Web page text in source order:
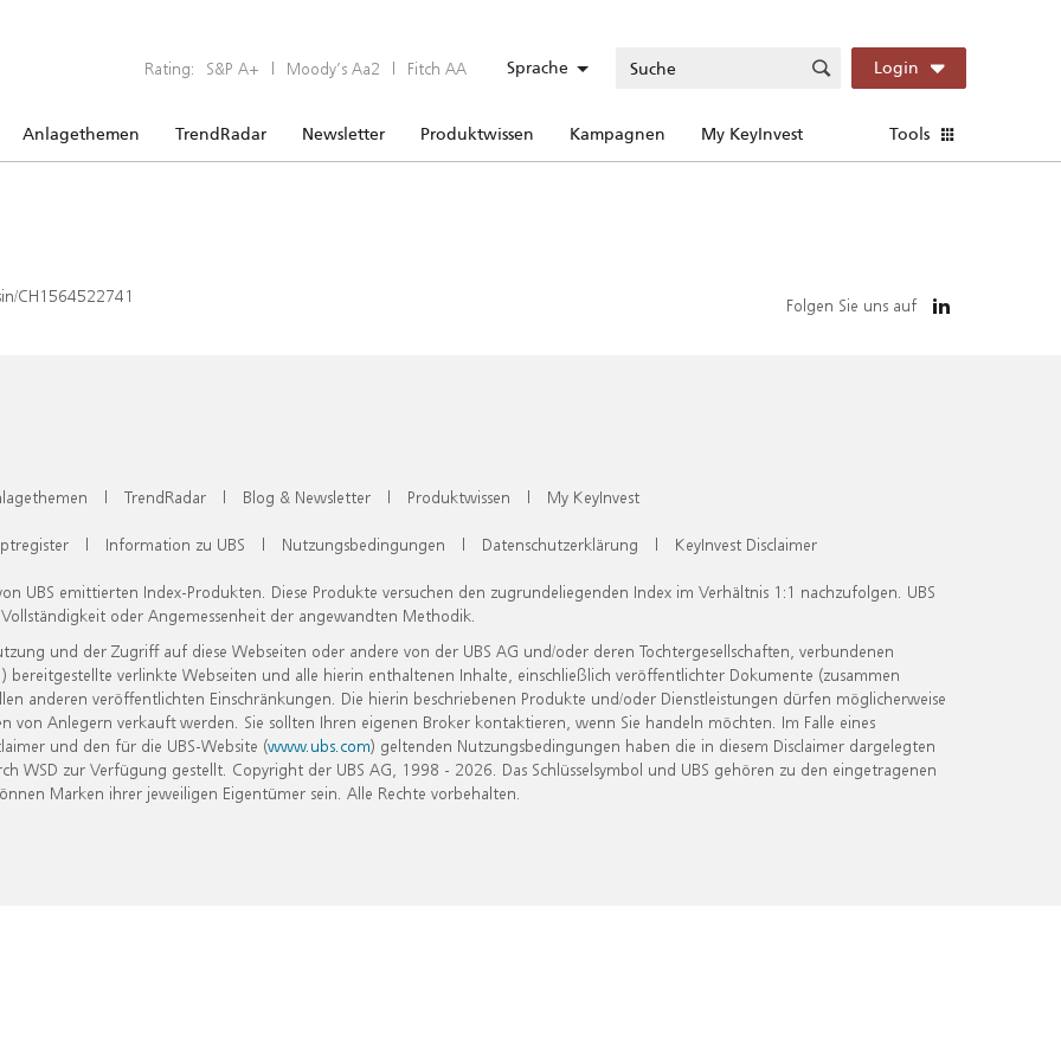
Rating: S&P A+ | Moody’s Aa2 | Fitch AA Sprache Login
Anlagethemen TrendRadar Newsletter Produktwissen Kampagnen My KeyInvest Tools
CH1564522741 Folgen Sie uns auf
| TrendRadar | Blog & Newsletter | Produktwissen | My KeyInvest
| Information zu UBS | Nutzungsbedingungen | Datenschutzerklärung | KeyInvest Disclaimer
UBS emittierten Index-Produkten. Diese Produkte versuchen den zugrundeliegenden Index im Verhältnis 1:1 nachzufolgen. UBS
oder Angemessenheit der angewandten Methodik.
und der Zugriff auf diese Webseiten oder andere von der UBS AG und/oder deren Tochtergesellschaften, verbundenen
verlinkte Webseiten und alle hierin enthaltenen Inhalte, einschließlich veröffentlichter Dokumente (zusammen
anderen veröffentlichten Einschränkungen. Die hierin beschriebenen Produkte und/oder Dienstleistungen dürfen möglicherweise
Anlegern verkauft werden. Sie sollten Ihren eigenen Broker kontaktieren, wenn Sie handeln möchten. Im Falle eines
und den für die UBS-Website (www.ubs.com) geltenden Nutzungsbedingungen haben die in diesem Disclaimer dargelegten
zur Verfügung gestellt. Copyright der UBS AG, 1998 - 2026. Das Schlüsselsymbol und UBS gehören zu den eingetragenen
Marken ihrer jeweiligen Eigentümer sein. Alle Rechte vorbehalten.